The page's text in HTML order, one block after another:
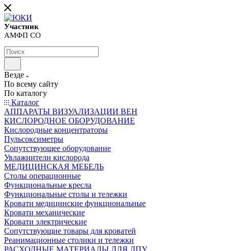
Участник
АМФП СО
Везде
По всему сайту
По каталогу
Каталог
АППАРАТЫ ВИЗУАЛИЗАЦИИ ВЕН
КИСЛОРОДНОЕ ОБОРУДОВАНИЕ
Кислородные концентраторы
Пульсоксиметры
Сопутствующее оборудование
Увлажнители кислорода
МЕДИЦИНСКАЯ МЕБЕЛЬ
Столы операционные
Функциональные кресла
Функциональные столы и тележки
Кровати медицинские функциональные
Кровати механические
Кровати электрические
Сопутствующие товары для кроватей
Реанимационные столики и тележки